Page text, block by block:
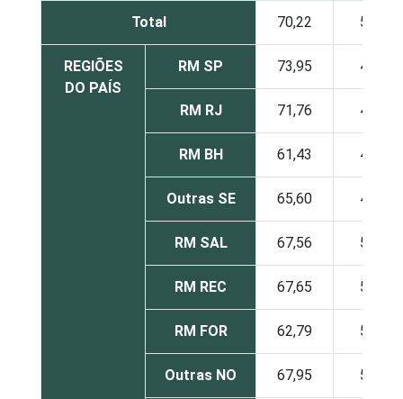
Total 70,22 51,79
REGIÕES
DO PAÍS
RM SP 73,95 48,17
RM RJ 71,76 48,13
RM BH 61,43 49,37
Outras SE 65,60 49,57
RM SAL 67,56 53,39
RM REC 67,65 51,99
RM FOR 62,79 57,32
Outras NO 67,95 57,91